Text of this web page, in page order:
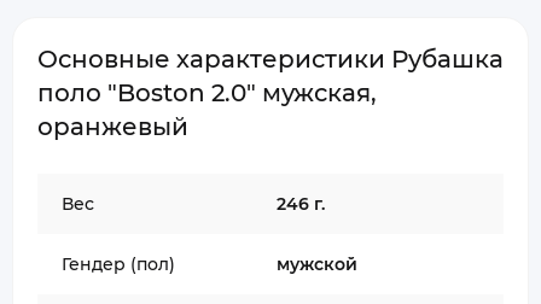
Основные характеристики Рубашка
поло "Boston 2.0" мужская,
оранжевый
Вес 246 г.
Гендер (пол) мужской